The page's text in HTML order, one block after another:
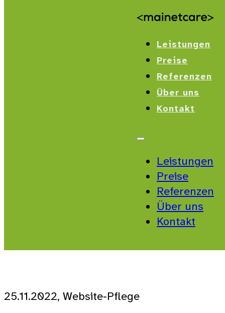
Leistungen
Preise
Referenzen
Über uns
Kontakt
Leistungen
Preise
Referenzen
Über uns
Kontakt
25.11.2022, Website-Pflege